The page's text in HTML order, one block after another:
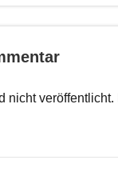
nicht veröffentlicht.